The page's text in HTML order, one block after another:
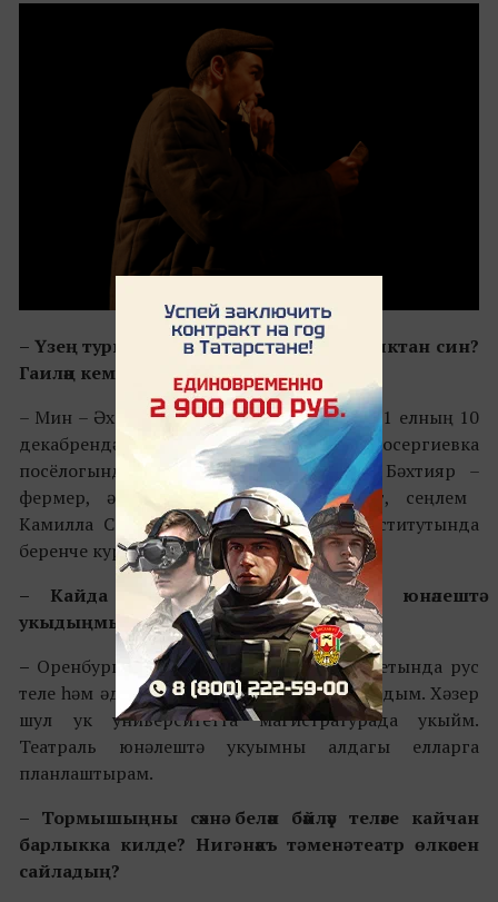
– Үзең турында сөйлә. Ничә яшь, кайсы яктан син?
Гаиләң кемнәр?
– Мин – Әхмәдов Артём Бәхтияр улы. 2001 елның 10
декабрендә Оренбург өлкәсендә Новосергиевка
посёлогында дөньяга килдем.
Әтием Бәхтияр –
фермер, ә нием Гөлмирә–массажист, сеңлем
Камилла Санкт Петербургта Горный институтында
беренче курста укый.
– Кайда белем алдың? Театраль юнәлештә
укыдыңмы?
– Оренбург дәүләт педагогик университетында рус
теле һәм әдәбияте укытучысына белем алдым. Хәзер
шул ук университетта магистратурада укыйм.
Театраль юнәлештә укуымны алдагы елларга
планлаштырам.
– Тормышыңны сәхнә белән бәйләү теләге кайчан
барлыкка килде? Нигә нәкъ тә менә театр өлкәсен
сайладың?